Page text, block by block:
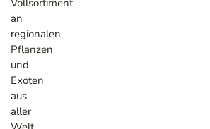
an
regionalen
Pflanzen
und
Exoten
aus
aller